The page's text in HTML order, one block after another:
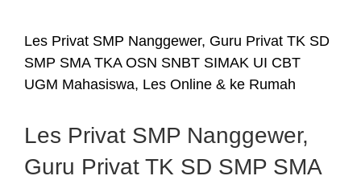
Les Privat SMP Nanggewer, Guru Privat TK SD
SMP SMA TKA OSN SNBT SIMAK UI CBT
UGM Mahasiswa, Les Online & ke Rumah
Les Privat SMP Nanggewer,
Guru Privat TK SD SMP SMA